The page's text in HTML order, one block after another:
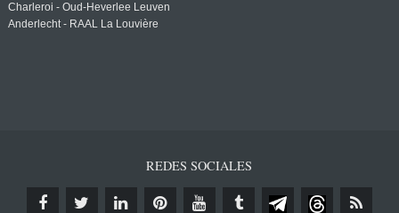
Charleroi - Oud-Heverlee Leuven
Anderlecht - RAAL La Louvière
REDES SOCIALES